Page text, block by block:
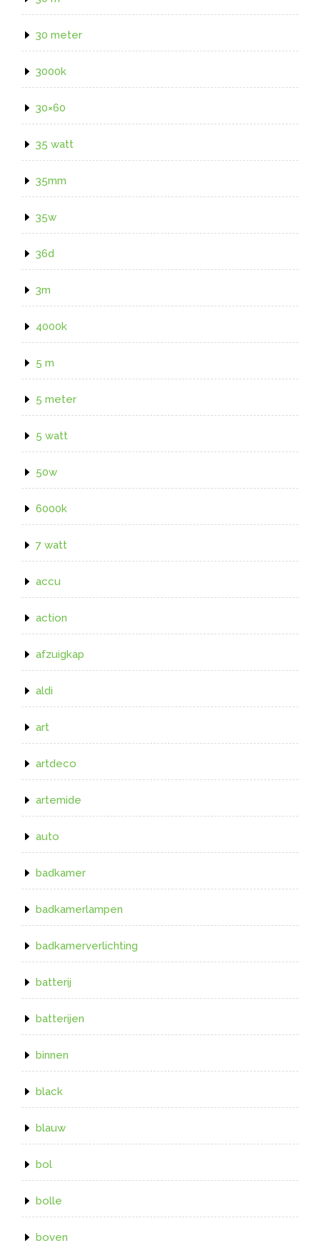
30 meter
3000k
30×60
35 watt
35mm
35w
36d
3m
4000k
5 m
5 meter
5 watt
50w
6000k
7 watt
accu
action
afzuigkap
aldi
art
artdeco
artemide
auto
badkamer
badkamerlampen
badkamerverlichting
batterij
batterijen
binnen
black
blauw
bol
bolle
boven